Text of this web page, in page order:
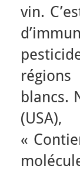
vin.
blancs.
«